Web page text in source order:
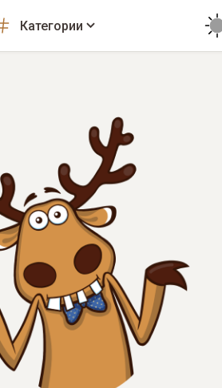
Категории